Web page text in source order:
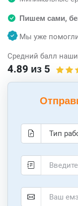
Пишем сами,
Мы уже
Средний балл
4.89 из 5